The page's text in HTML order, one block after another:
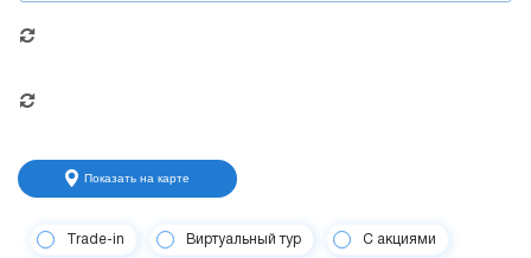
Показать на карте
Trade-in Виртуальный тур С акциями